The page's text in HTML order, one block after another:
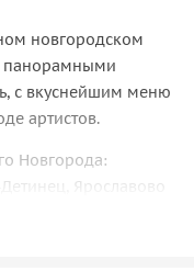
новгородском
панорамными
с вкуснейшим меню
артистов.
Новгорода:
Ярославово